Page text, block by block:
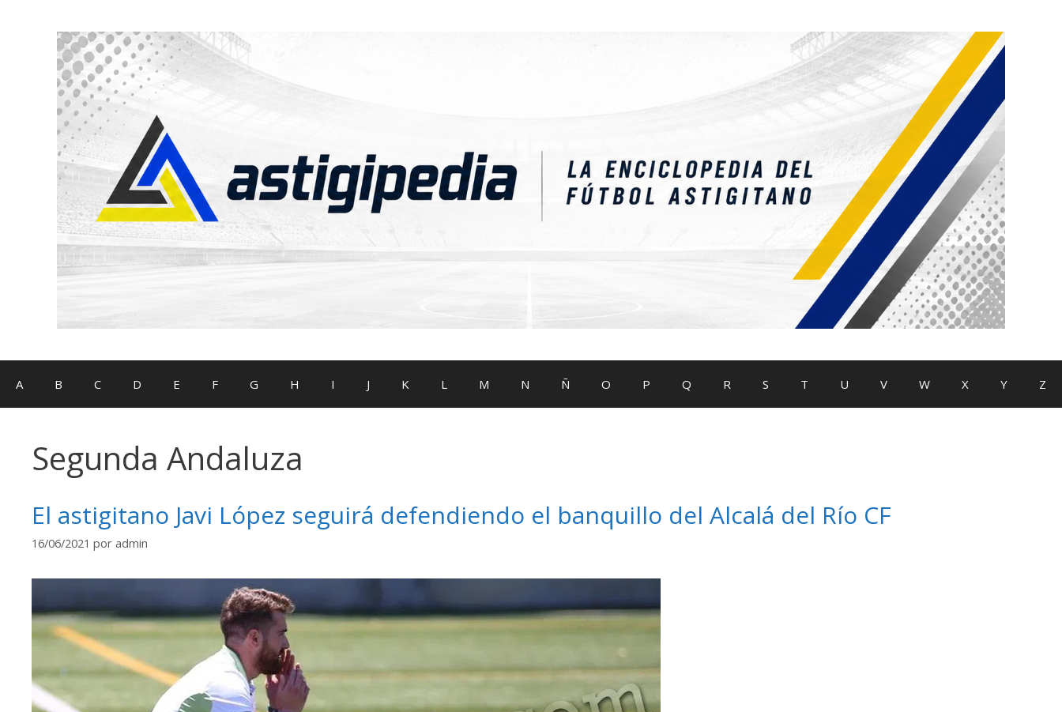
A B C D E F G H I J K L M N Ñ O P Q R S T U V W X Y Z
Segunda Andaluza
El astigitano Javi López seguirá defendiendo el banquillo del Alcalá del Río CF
16/06/2021 por admin